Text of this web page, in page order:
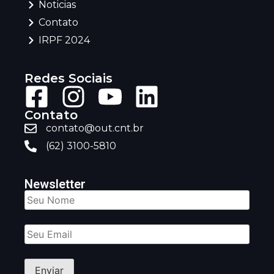
Noticias
Contato
IRPF 2024
Redes Sociais
Contato
contato@out.cnt.br
(62) 3100-5810
Newsletter